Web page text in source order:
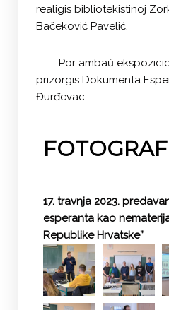
realigis bibliotekistinoj
Bačeković Pavelić.
Por ambaŭ
prizorgis Dokumenta
Đurđevac.
17. travnja 2023.
esperanta kao
Republike Hrvatske”